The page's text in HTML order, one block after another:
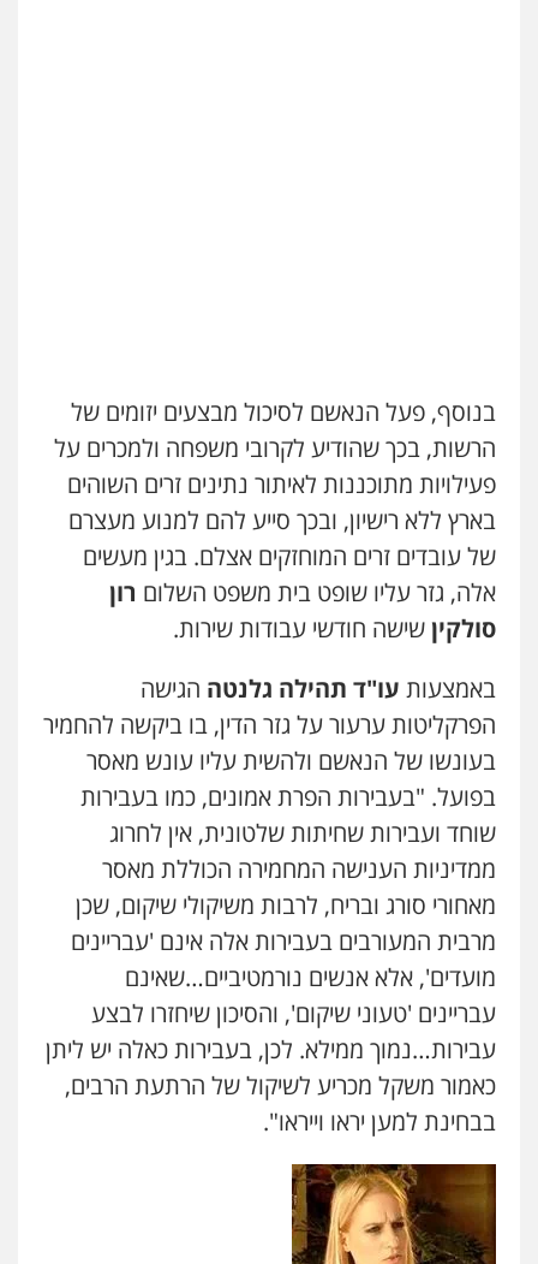
בנוסף, פעל הנאשם לסיכול מבצעים יזומים של
הרשות, בכך שהודיע לקרובי משפחה ולמכרים על
פעילויות מתוכננות לאיתור נתינים זרים השוהים
בארץ ללא רישיון, ובכך סייע להם למנוע מעצרם
של עובדים זרים המוחזקים אצלם. בגין מעשים
אלה, גזר עליו שופט בית משפט השלום רון
סולקיןשישה חודשי עבודות שירות.
באמצעות עו"ד תהילה גלנטה הגישה
הפרקליטות ערעור על גזר הדין, בו ביקשה להחמיר
בעונשו של הנאשם ולהשית עליו עונש מאסר
בפועל. "בעבירות הפרת אמונים, כמו בעבירות
שוחד ועבירות שחיתות שלטונית, אין לחרוג
ממדיניות הענישה המחמירה הכוללת מאסר
מאחורי סורג ובריח, לרבות משיקולי שיקום, שכן
מרבית המעורבים בעבירות אלה אינם 'עבריינים
מועדים', אלא אנשים נורמטיביים…שאינם
עבריינים 'טעוני שיקום', והסיכון שיחזרו לבצע
עבירות…נמוך ממילא. לכן, בעבירות כאלה יש ליתן
כאמור משקל מכריע לשיקול של הרתעת הרבים,
בבחינת למען יראו וייראו".